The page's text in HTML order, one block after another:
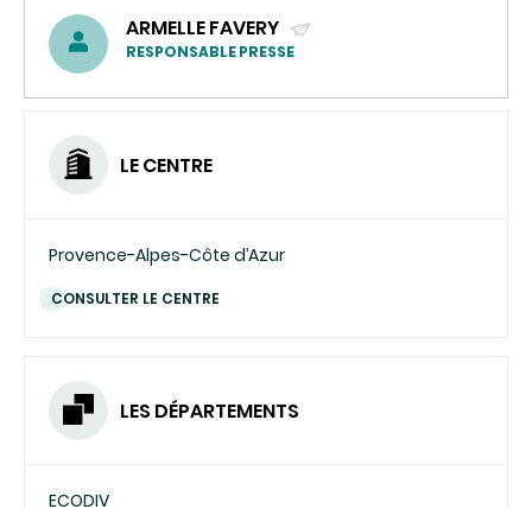
ARMELLE FAVERY
(ENVOYER
COURRIEL)
RESPONSABLE PRESSE
LE CENTRE
Provence-Alpes-Côte d’Azur
CONSULTER LE CENTRE
LES DÉPARTEMENTS
ECODIV